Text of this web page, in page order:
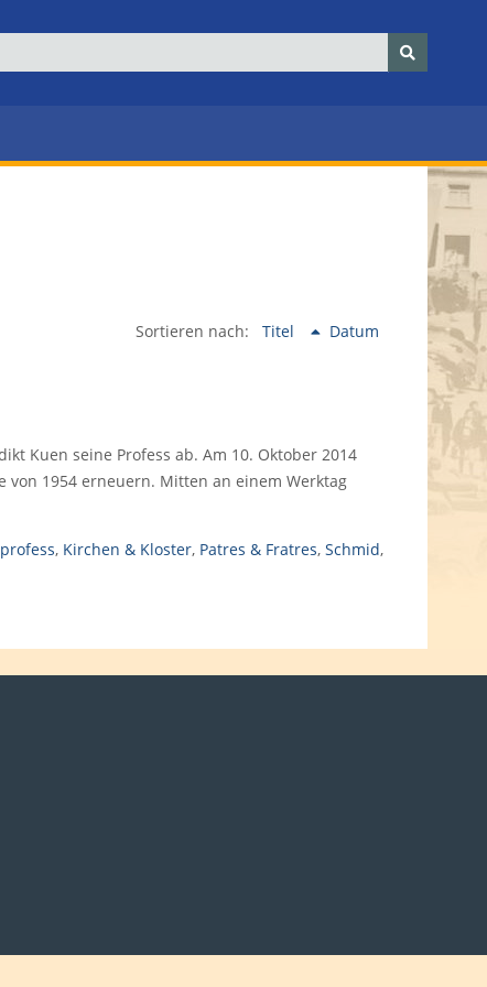
Sortieren nach: Titel Datum
Kuen seine Profess ab. Am 10. Oktober 2014
von 1954 erneuern. Mitten an einem Werktag
, Kirchen & Kloster, Patres & Fratres, Schmid,